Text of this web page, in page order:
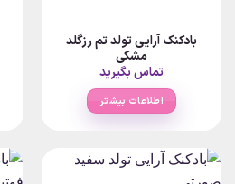
بادکنک آرایی تولد تم رزگلد
مشکی
تماس بگیرید
اطلاعات بیشتر